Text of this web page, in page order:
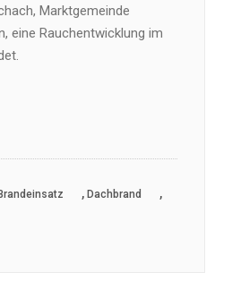
Marktgemeinde
eine Rauchentwicklung im
Brandeinsatz , Dachbrand ,